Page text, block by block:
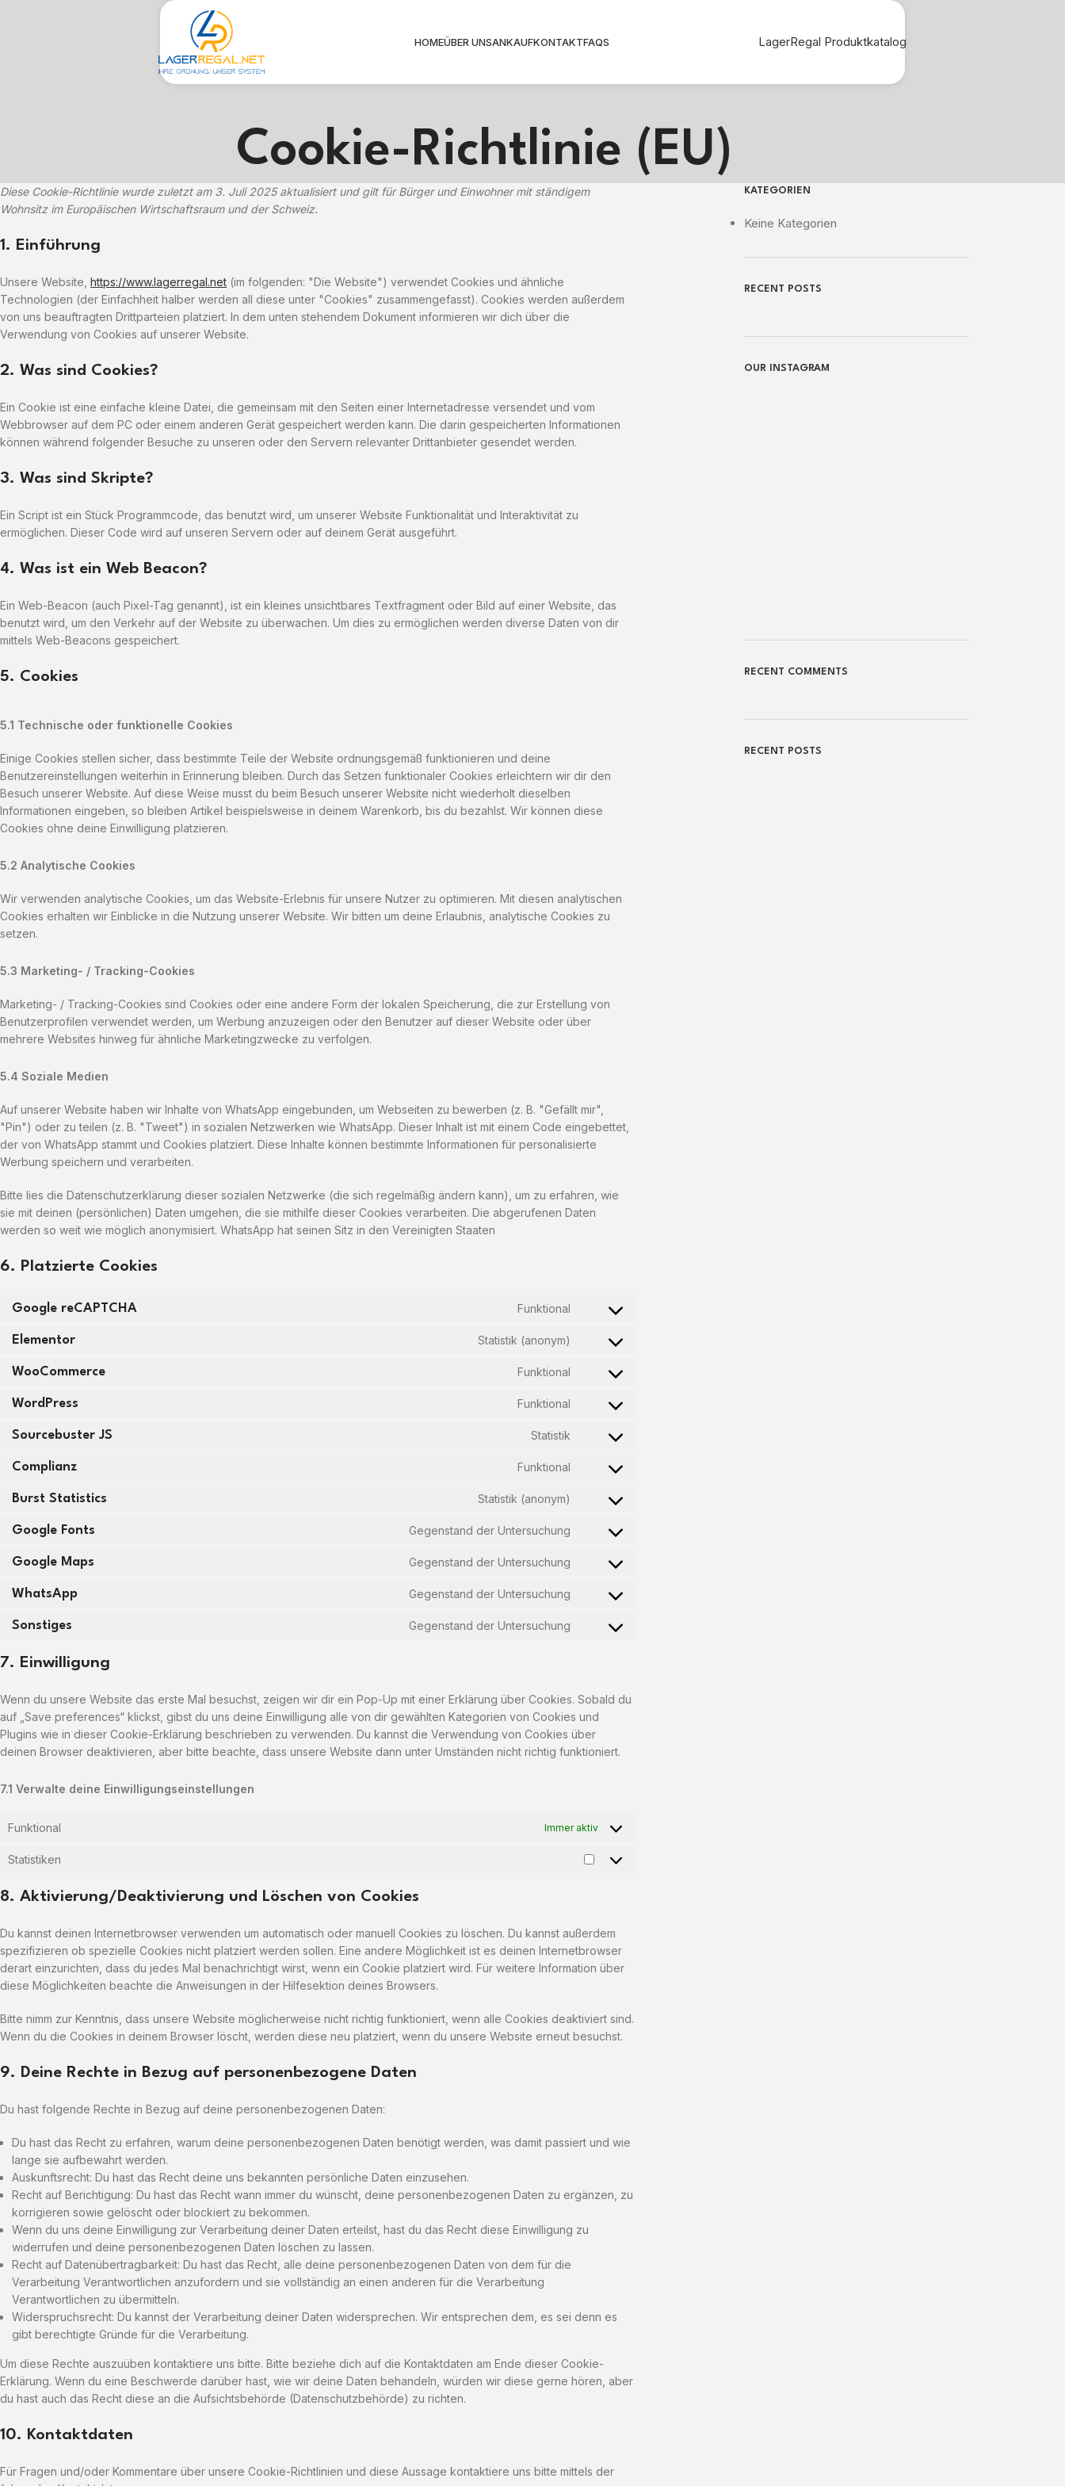
HOMEÜBER UNSANKAUFKONTAKTFAQS LagerRegal Produktkatalog
Cookie-Richtlinie (EU)
Diese Cookie-Richtlinie wurde zuletzt am 3. Juli 2025 aktualisiert und gilt für Bürger und Einwohner mit ständigem
Wohnsitz im Europäischen Wirtschaftsraum und der Schweiz.
1. Einführung
Unsere Website, https://www.lagerregal.net (im folgenden: "Die Website") verwendet Cookies und ähnliche
Technologien (der Einfachheit halber werden all diese unter "Cookies" zusammengefasst). Cookies werden außerdem
von uns beauftragten Drittparteien platziert. In dem unten stehendem Dokument informieren wir dich über die
Verwendung von Cookies auf unserer Website.
2. Was sind Cookies?
Ein Cookie ist eine einfache kleine Datei, die gemeinsam mit den Seiten einer Internetadresse versendet und vom
Webbrowser auf dem PC oder einem anderen Gerät gespeichert werden kann. Die darin gespeicherten Informationen
können während folgender Besuche zu unseren oder den Servern relevanter Drittanbieter gesendet werden.
3. Was sind Skripte?
Ein Script ist ein Stück Programmcode, das benutzt wird, um unserer Website Funktionalität und Interaktivität zu
ermöglichen. Dieser Code wird auf unseren Servern oder auf deinem Gerät ausgeführt.
4. Was ist ein Web Beacon?
Ein Web-Beacon (auch Pixel-Tag genannt), ist ein kleines unsichtbares Textfragment oder Bild auf einer Website, das
benutzt wird, um den Verkehr auf der Website zu überwachen. Um dies zu ermöglichen werden diverse Daten von dir
mittels Web-Beacons gespeichert.
5. Cookies
5.1 Technische oder funktionelle Cookies
Einige Cookies stellen sicher, dass bestimmte Teile der Website ordnungsgemäß funktionieren und deine
Benutzereinstellungen weiterhin in Erinnerung bleiben. Durch das Setzen funktionaler Cookies erleichtern wir dir den
Besuch unserer Website. Auf diese Weise musst du beim Besuch unserer Website nicht wiederholt dieselben
Informationen eingeben, so bleiben Artikel beispielsweise in deinem Warenkorb, bis du bezahlst. Wir können diese
Cookies ohne deine Einwilligung platzieren.
5.2 Analytische Cookies
Wir verwenden analytische Cookies, um das Website-Erlebnis für unsere Nutzer zu optimieren. Mit diesen analytischen
Cookies erhalten wir Einblicke in die Nutzung unserer Website. Wir bitten um deine Erlaubnis, analytische Cookies zu
setzen.
5.3 Marketing- / Tracking-Cookies
Marketing- / Tracking-Cookies sind Cookies oder eine andere Form der lokalen Speicherung, die zur Erstellung von
Benutzerprofilen verwendet werden, um Werbung anzuzeigen oder den Benutzer auf dieser Website oder über
mehrere Websites hinweg für ähnliche Marketingzwecke zu verfolgen.
5.4 Soziale Medien
Auf unserer Website haben wir Inhalte von WhatsApp eingebunden, um Webseiten zu bewerben (z. B. "Gefällt mir",
"Pin") oder zu teilen (z. B. "Tweet") in sozialen Netzwerken wie WhatsApp. Dieser Inhalt ist mit einem Code eingebettet,
der von WhatsApp stammt und Cookies platziert. Diese Inhalte können bestimmte Informationen für personalisierte
Werbung speichern und verarbeiten.
Bitte lies die Datenschutzerklärung dieser sozialen Netzwerke (die sich regelmäßig ändern kann), um zu erfahren, wie
sie mit deinen (persönlichen) Daten umgehen, die sie mithilfe dieser Cookies verarbeiten. Die abgerufenen Daten
werden so weit wie möglich anonymisiert. WhatsApp hat seinen Sitz in den Vereinigten Staaten
6. Platzierte Cookies
Google reCAPTCHA Funktional
Elementor Statistik (anonym)
WooCommerce Funktional
WordPress Funktional
Sourcebuster JS Statistik
Complianz Funktional
Burst Statistics Statistik (anonym)
Google Fonts Gegenstand der Untersuchung
Google Maps Gegenstand der Untersuchung
WhatsApp Gegenstand der Untersuchung
Sonstiges Gegenstand der Untersuchung
7. Einwilligung
Wenn du unsere Website das erste Mal besuchst, zeigen wir dir ein Pop-Up mit einer Erklärung über Cookies. Sobald du
auf „Save preferences“ klickst, gibst du uns deine Einwilligung alle von dir gewählten Kategorien von Cookies und
Plugins wie in dieser Cookie-Erklärung beschrieben zu verwenden. Du kannst die Verwendung von Cookies über
deinen Browser deaktivieren, aber bitte beachte, dass unsere Website dann unter Umständen nicht richtig funktioniert.
7.1 Verwalte deine Einwilligungseinstellungen
Funktional Immer aktiv
Statistiken
8. Aktivierung/Deaktivierung und Löschen von Cookies
Du kannst deinen Internetbrowser verwenden um automatisch oder manuell Cookies zu löschen. Du kannst außerdem
spezifizieren ob spezielle Cookies nicht platziert werden sollen. Eine andere Möglichkeit ist es deinen Internetbrowser
derart einzurichten, dass du jedes Mal benachrichtigt wirst, wenn ein Cookie platziert wird. Für weitere Information über
diese Möglichkeiten beachte die Anweisungen in der Hilfesektion deines Browsers.
Bitte nimm zur Kenntnis, dass unsere Website möglicherweise nicht richtig funktioniert, wenn alle Cookies deaktiviert sind.
Wenn du die Cookies in deinem Browser löscht, werden diese neu platziert, wenn du unsere Website erneut besuchst.
9. Deine Rechte in Bezug auf personenbezogene Daten
Du hast folgende Rechte in Bezug auf deine personenbezogenen Daten:
Du hast das Recht zu erfahren, warum deine personenbezogenen Daten benötigt werden, was damit passiert und wie
lange sie aufbewahrt werden.
Auskunftsrecht: Du hast das Recht deine uns bekannten persönliche Daten einzusehen.
Recht auf Berichtigung: Du hast das Recht wann immer du wünscht, deine personenbezogenen Daten zu ergänzen, zu
korrigieren sowie gelöscht oder blockiert zu bekommen.
Wenn du uns deine Einwilligung zur Verarbeitung deiner Daten erteilst, hast du das Recht diese Einwilligung zu
widerrufen und deine personenbezogenen Daten löschen zu lassen.
Recht auf Datenübertragbarkeit: Du hast das Recht, alle deine personenbezogenen Daten von dem für die
Verarbeitung Verantwortlichen anzufordern und sie vollständig an einen anderen für die Verarbeitung
Verantwortlichen zu übermitteln.
Widerspruchsrecht: Du kannst der Verarbeitung deiner Daten widersprechen. Wir entsprechen dem, es sei denn es
gibt berechtigte Gründe für die Verarbeitung.
Um diese Rechte auszuüben kontaktiere uns bitte. Bitte beziehe dich auf die Kontaktdaten am Ende dieser Cookie-
Erklärung. Wenn du eine Beschwerde darüber hast, wie wir deine Daten behandeln, würden wir diese gerne hören, aber
du hast auch das Recht diese an die Aufsichtsbehörde (Datenschutzbehörde) zu richten.
10. Kontaktdaten
Für Fragen und/oder Kommentare über unsere Cookie-Richtlinien und diese Aussage kontaktiere uns bitte mittels der
KATEGORIEN
Keine Kategorien
RECENT POSTS
OUR INSTAGRAM
RECENT COMMENTS
RECENT POSTS